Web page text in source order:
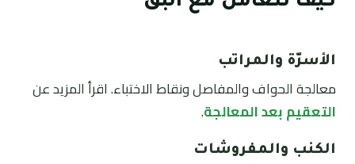
الأسرّة والمراتب
معالجة الحواف والمفاصل ونقاط الاختباء. اقرأ المزيد عن
التعقيم بعد المعالجة.
الكنب والمفروشات